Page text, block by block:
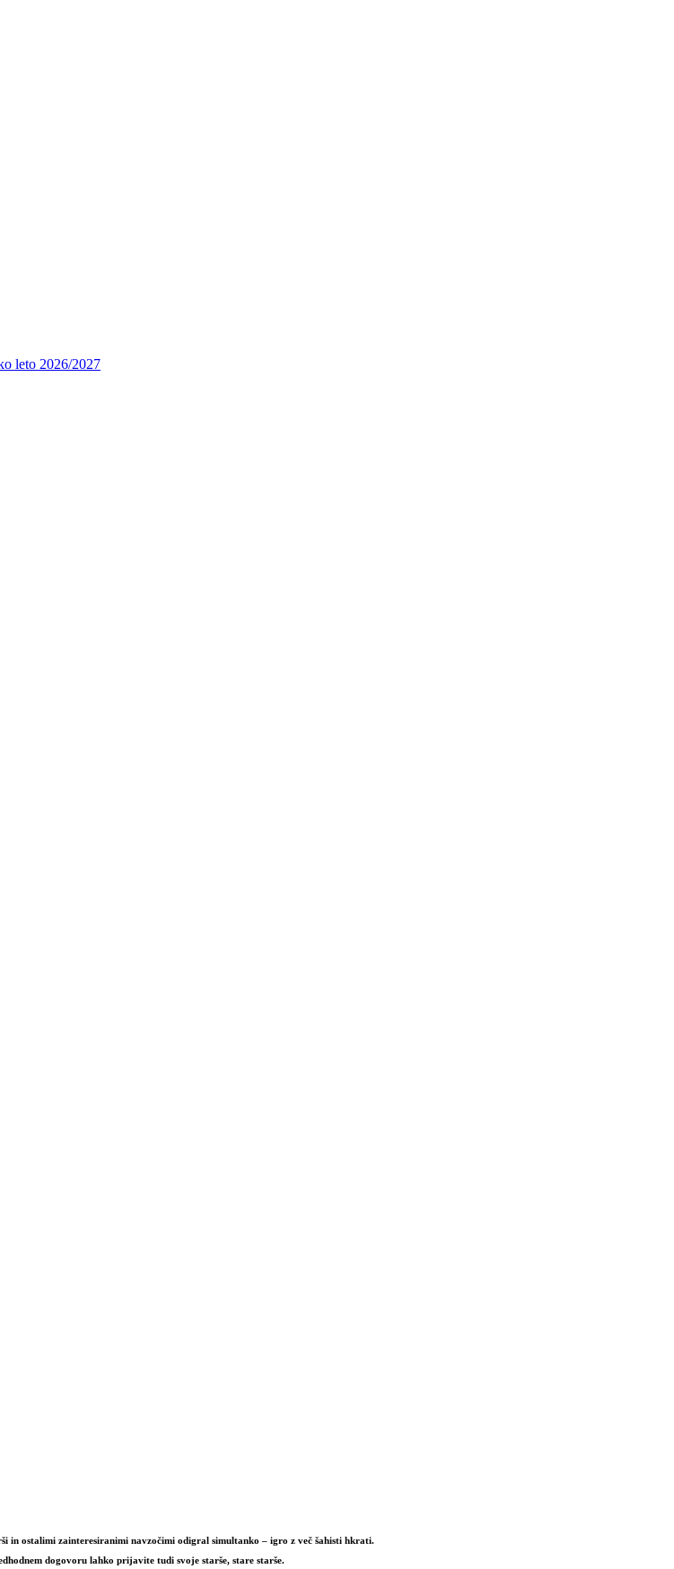
leto 2026/2027
in ostalimi zainteresiranimi navzočimi odigral simultanko – igro z več šahisti hkrati.
dogovoru lahko prijavite tudi svoje starše, stare starše.